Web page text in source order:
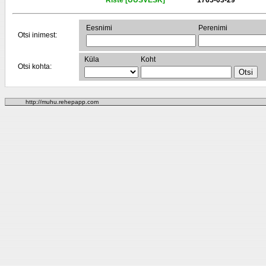
Otsi inimest:
Eesnimi Perenimi
Otsi kohta:
Küla Koht
http://muhu.rehepapp.com